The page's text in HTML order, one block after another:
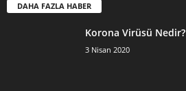
DAHA FAZLA HABER
Korona Virüsü Nedir?
3 Nisan 2020